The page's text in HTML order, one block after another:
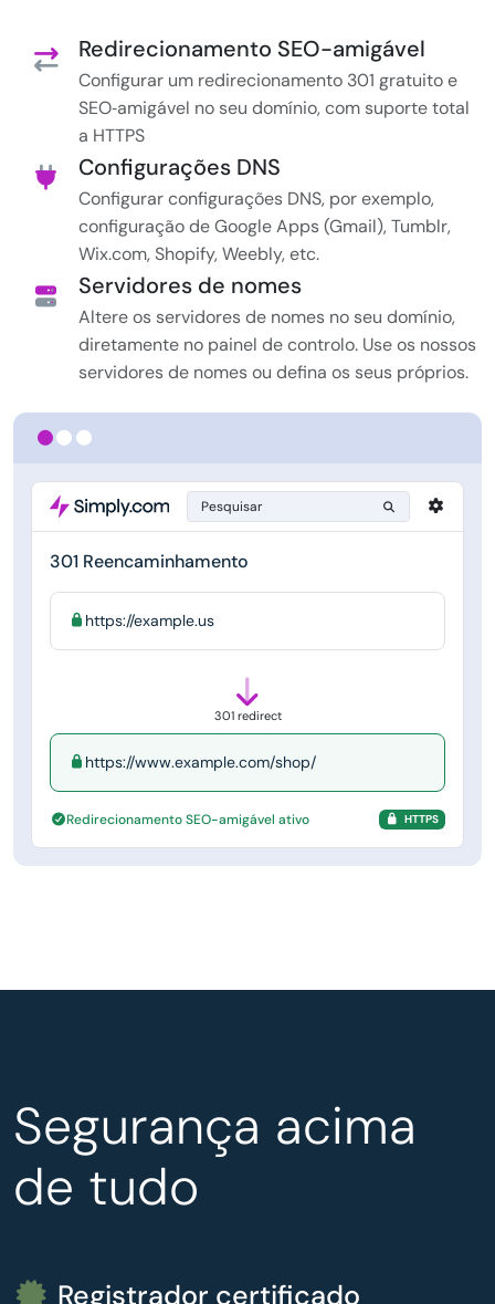
Pesquisar
301 Reencaminhamento
https://example.us
301 redirect
https://www.example.com/shop/
Redirecionamento SEO-amigável ativo HTTPS
Redirecionamento SEO-amigável
Configurar um redirecionamento 301 gratuito e
SEO‑amigável no seu domínio, com suporte total
a HTTPS
Configurações DNS
Configurar configurações DNS, por exemplo,
configuração de Google Apps (Gmail), Tumblr,
Wix.com, Shopify, Weebly, etc.
Servidores de nomes
Altere os servidores de nomes no seu domínio,
diretamente no painel de controlo. Use os nossos
servidores de nomes ou defina os seus próprios.
Segurança acima
de tudo
Registrador certificado